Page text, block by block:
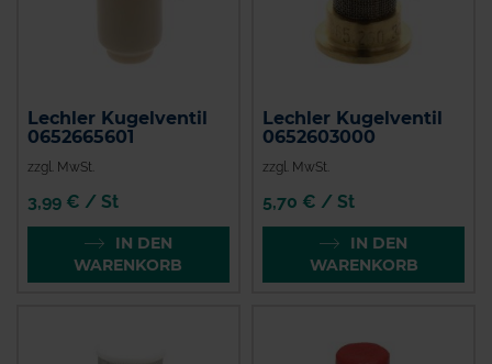
Lechler Kugelventil
0652665601
zzgl. MwSt.
3,99 € / St
IN DEN
WARENKORB
Lechler Kugelventil
0652603000
zzgl. MwSt.
5,70 € / St
IN DEN
WARENKORB